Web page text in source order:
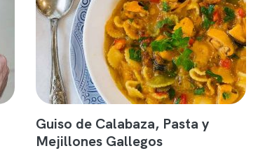
Guiso de Calabaza, Pasta y
Mejillones Gallegos